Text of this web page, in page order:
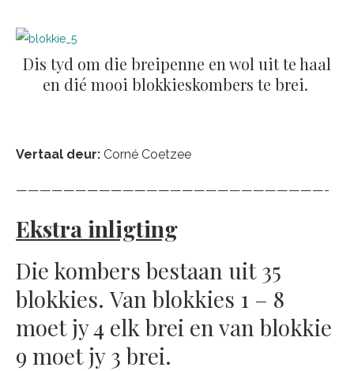
Dis tyd om die breipenne en wol uit te haal
en dié mooi blokkieskombers te brei.
Vertaal deur: Corné Coetzee
——————————————————————————-
Ekstra inligting
Die kombers bestaan uit 35
blokkies. Van blokkies 1 – 8
moet jy 4 elk brei en van blokkie
9 moet jy 3 brei.